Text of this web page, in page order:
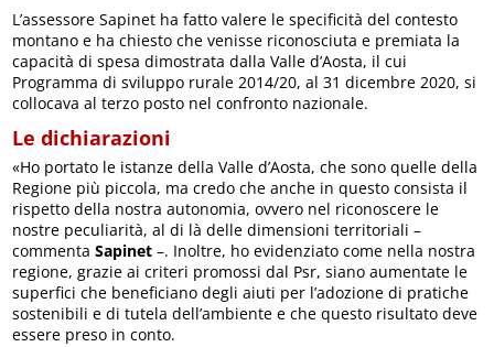
L’assessore Sapinet ha fatto valere le specificità del contesto
montano e ha chiesto che venisse riconosciuta e premiata la
capacità di spesa dimostrata dalla Valle d’Aosta, il cui
Programma di sviluppo rurale 2014/20, al 31 dicembre 2020, si
collocava al terzo posto nel confronto nazionale.
Le dichiarazioni
«Ho portato le istanze della Valle d’Aosta, che sono quelle della
Regione più piccola, ma credo che anche in questo consista il
rispetto della nostra autonomia, ovvero nel riconoscere le
nostre peculiarità, al di là delle dimensioni territoriali –
commentaSapinet –. Inoltre, ho evidenziato come nella nostra
regione, grazie ai criteri promossi dal Psr, siano aumentate le
superfici che beneficiano degli aiuti per l’adozione di pratiche
sostenibili e di tutela dell’ambiente e che questo risultato deve
essere preso in conto.